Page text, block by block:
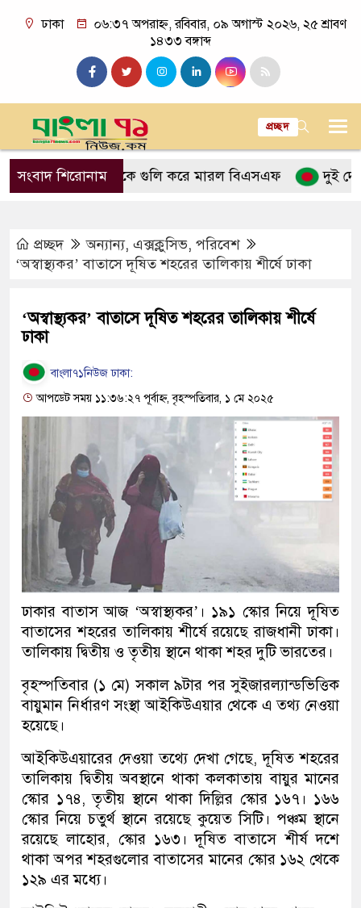
ঢাকা
০৬:৩৭ অপরাহ্ন, রবিবার, ০৯ অগাস্ট ২০২৬, ২৫ শ্রাবণ
১৪৩৩ বঙ্গাব্দ
প্রচ্ছদ
সংবাদ শিরোনামগুলি করে মারল বিএসএফ দুই দেশের
প্রচ্ছদ অন্যান্য, এক্সক্লুসিভ, পরিবেশ
‘অস্বাস্থ্যকর’ বাতাসে দূষিত শহরের তালিকায় শীর্ষে ঢাকা
‘অস্বাস্থ্যকর’ বাতাসে দূষিত শহরের তালিকায় শীর্ষে
ঢাকা
বাংলা৭১নিউজ ঢাকা:
আপডেট সময় ১১:৩৬:২৭ পূর্বাহ্ন, বৃহস্পতিবার, ১ মে ২০২৫
ঢাকার বাতাস আজ ‘অস্বাস্থ্যকর’। ১৯১ স্কোর নিয়ে দূষিত
বাতাসের শহরের তালিকায় শীর্ষে রয়েছে রাজধানী ঢাকা।
তালিকায় দ্বিতীয় ও তৃতীয় স্থানে থাকা শহর দুটি ভারতের।
বৃহস্পতিবার (১ মে) সকাল ৯টার পর সুইজারল্যান্ডভিত্তিক
বায়ুমান নির্ধারণ সংস্থা আইকিউএয়ার থেকে এ তথ্য নেওয়া
হয়েছে।
আইকিউএয়ারের দেওয়া তথ্যে দেখা গেছে, দূষিত শহরের
তালিকায় দ্বিতীয় অবস্থানে থাকা কলকাতায় বায়ুর মানের
স্কোর ১৭৪, তৃতীয় স্থানে থাকা দিল্লির স্কোর ১৬৭। ১৬৬
স্কোর নিয়ে চতুর্থ স্থানে রয়েছে কুয়েত সিটি। পঞ্চম স্থানে
রয়েছে লাহোর, স্কোর ১৬৩। দূষিত বাতাসে শীর্ষ দশে
থাকা অপর শহরগুলোর বাতাসের মানের স্কোর ১৬২ থেকে
১২৯ এর মধ্যে।